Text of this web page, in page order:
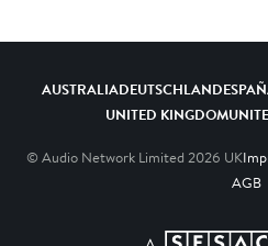
AUSTRALIADEUTSCHLAND
UNITED KINGDOM
© Audio Network Limited 2026 UK
AGB
A